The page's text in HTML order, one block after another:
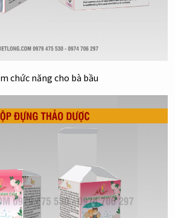
chức năng cho bà bầu